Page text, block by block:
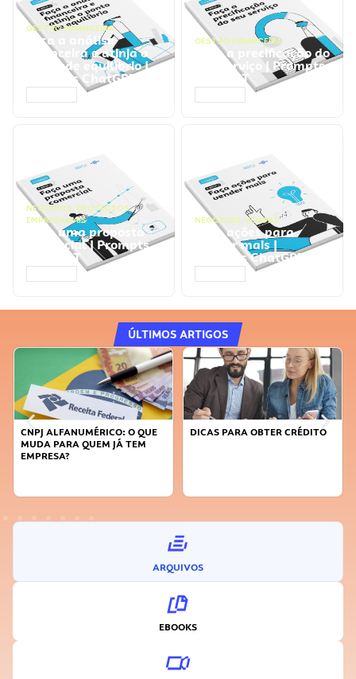
GESTÃO FINANCEIRA
Faça a análise
financeira e atinja o
ponto de equilíbrio |
Prompts ChatGPT
GESTÃO FINANCEIRA
Faça a precificação do
seu serviço | Prompts
ChatGPT
NEGÓCIOS, PROCESSOS
EMPRESARIAIS
Faça uma proposta
comercial | Prompts
ChatGPT
NEGÓCIOS, VENDAS
Faça ações para
vender mais |
Prompts ChatGPT
ÚLTIMOS ARTIGOS
DICAS PARA OBTER CRÉDITO
FAÇA A DIFERENÇA: SEJA
ARQUIVOS
EBOOKS